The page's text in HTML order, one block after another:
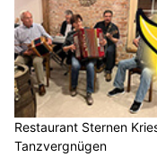
Restaurant Sternen
Tanzvergnügen